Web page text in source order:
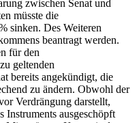
zwischen Senat und
müsste die
sinken. Des Weiteren
beantragt werden.
für den
geltenden
bereits angekündigt, die
zu ändern. Obwohl der
Verdrängung darstellt,
ausgeschöpft